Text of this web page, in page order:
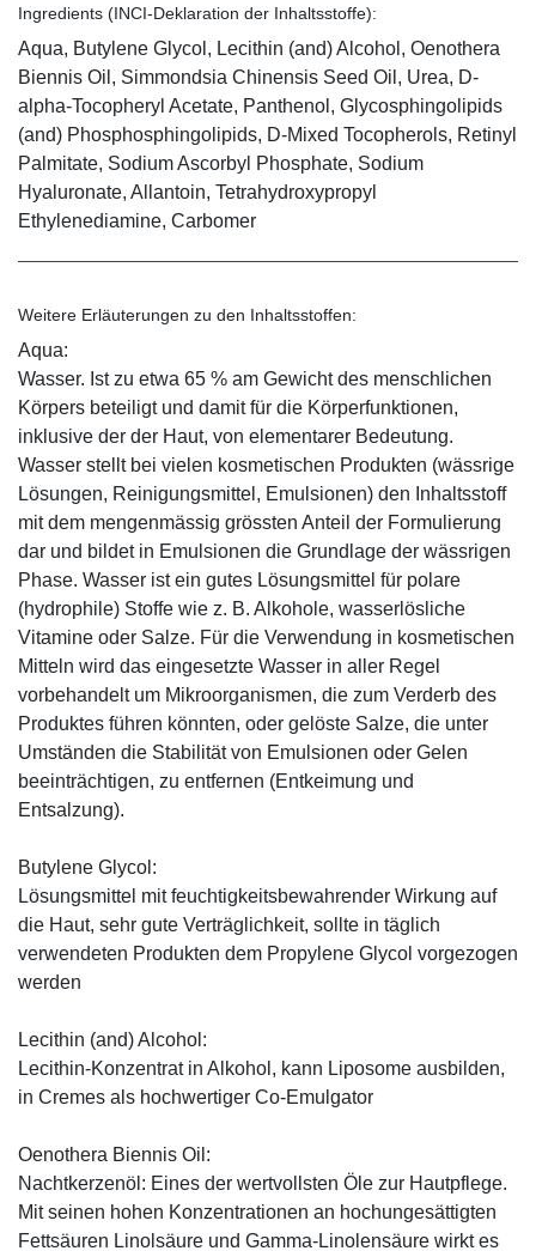
Ingredients (INCI-Deklaration der Inhaltsstoffe):
Aqua, Butylene Glycol, Lecithin (and) Alcohol, Oenothera
Biennis Oil, Simmondsia Chinensis Seed Oil, Urea, D-
alpha-Tocopheryl Acetate, Panthenol, Glycosphingolipids
(and) Phosphosphingolipids, D-Mixed Tocopherols, Retinyl
Palmitate, Sodium Ascorbyl Phosphate, Sodium
Hyaluronate, Allantoin, Tetrahydroxypropyl
Ethylenediamine, Carbomer
Weitere Erläuterungen zu den Inhaltsstoffen:
Aqua:
Wasser. Ist zu etwa 65 % am Gewicht des menschlichen
Körpers beteiligt und damit für die Körperfunktionen,
inklusive der der Haut, von elementarer Bedeutung.
Wasser stellt bei vielen kosmetischen Produkten (wässrige
Lösungen, Reinigungsmittel, Emulsionen) den Inhaltsstoff
mit dem mengenmässig grössten Anteil der Formulierung
dar und bildet in Emulsionen die Grundlage der wässrigen
Phase. Wasser ist ein gutes Lösungsmittel für polare
(hydrophile) Stoffe wie z. B. Alkohole, wasserlösliche
Vitamine oder Salze. Für die Verwendung in kosmetischen
Mitteln wird das eingesetzte Wasser in aller Regel
vorbehandelt um Mikroorganismen, die zum Verderb des
Produktes führen könnten, oder gelöste Salze, die unter
Umständen die Stabilität von Emulsionen oder Gelen
beeinträchtigen, zu entfernen (Entkeimung und
Entsalzung).
Butylene Glycol:
Lösungsmittel mit feuchtigkeitsbewahrender Wirkung auf
die Haut, sehr gute Verträglichkeit, sollte in täglich
verwendeten Produkten dem Propylene Glycol vorgezogen
werden
Lecithin (and) Alcohol:
Lecithin-Konzentrat in Alkohol, kann Liposome ausbilden,
in Cremes als hochwertiger Co-Emulgator
Oenothera Biennis Oil:
Nachtkerzenöl: Eines der wertvollsten Öle zur Hautpflege.
Mit seinen hohen Konzentrationen an hochungesättigten
Fettsäuren Linolsäure und Gamma-Linolensäure wirkt es